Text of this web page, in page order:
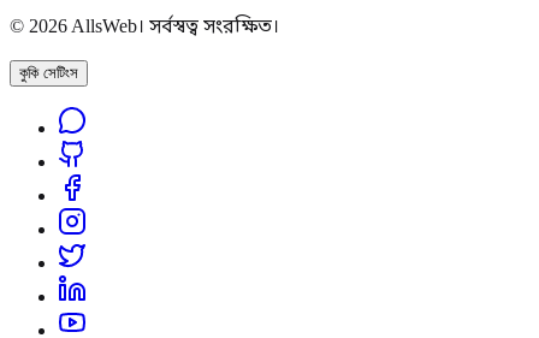
© 2026 AllsWeb। সর্বস্বত্ব সংরক্ষিত।
কুকি সেটিংস